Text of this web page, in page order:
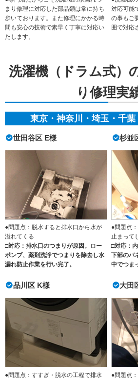
まり修理に対応した部品類は常に持ち
歩いております。また修理にかかる時
間も安心の技術で素早く丁寧に対応い
たします。
対応可能
の事もご
囲で対応
洗濯機（ドラム式）
り修理実
東京・神奈川・埼玉・千
世田谷区 E様
●問題点：脱水すると排水口から水が
溢れてくる
□対応：排水口のつまりが原因。ロー
ポンプ、薬剤洗浄でつまりを除去し水
漏れ防止作業を行い完了。
杉並
●問題点
止まって
□対応：
下部のパ
中でつま
品川区 K様
●問題点：すすぎ・脱水の工程で排水
大田
●問題点